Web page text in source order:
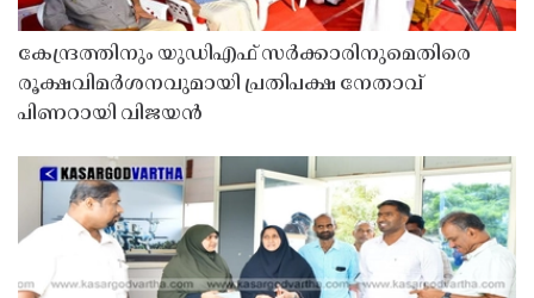
കേന്ദ്രത്തിനും യുഡിഎഫ് സർക്കാരിനുമെതിരെ
രൂക്ഷവിമർശനവുമായി പ്രതിപക്ഷ നേതാവ്
പിണറായി വിജയൻ